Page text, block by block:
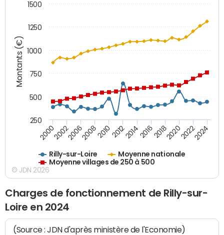
Montants (€)
Rilly-sur-Loire
Moyenne nationale
Moyenne villages de 250 à 500
200020022006200820102012201420162018202020222024
250
500
750
1000
1250
1500
© JDN 2026
Charges de fonctionnement de Rilly-sur-
Loire en 2024
(Source : JDN d'après ministère de l'Economie)